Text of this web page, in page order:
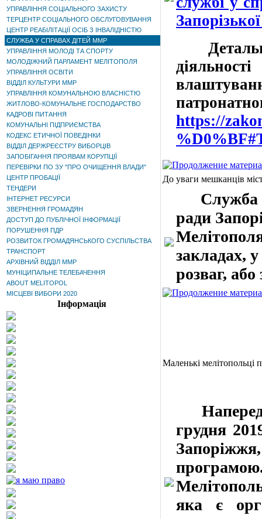
УПРАВЛІННЯ СОЦІАЛЬНОГО ЗАХИСТУ
ТЕРЦЕНТР СОЦІАЛЬНОГО ОБСЛУГОВУВАННЯ
ЦЕНТР РЕАБІЛІТАЦІЇ ОСІБ З ІНВАЛІДНІСТЮ
СЛУЖБА У СПРАВАХ ДІТЕЙ ММР
УПРАВЛІННЯ МОЛОДІ ТА СПОРТУ
МОЛОДІЖНИЙ ПАРЛАМЕНТ МЕЛІТОПОЛЯ
УПРАВЛІННЯ ОСВІТИ
ВІДДІЛ КУЛЬТУРИ ММР
УПРАВЛІННЯ КОМУНАЛЬНОЮ ВЛАСНІСТЮ
ЖИТЛОВО-КОМУНАЛЬНЕ ГОСПОДАРСТВО
КАДРОВІ ПИТАННЯ
КОМУНАЛЬНІ ПІДПРИЄМСТВА
КОДЕКС ЕТИЧНОЇ ПОВЕДІНКИ
ВІДДІЛ ДЕРЖРЕЄСТРУ ВИБОРЦІВ
ЗАПОБІГАННЯ ПРОЯВАМ КОРУПЦІЇ
ПЕРЕВІРКИ ПО ЗУ "ПРО ОЧИЩЕННЯ ВЛАДИ"
ЦЕНТР ПРОБАЦІЇ
ТЕНДЕРИ
ІНТЕРНЕТ РЕСУРСИ
ЗВЕРНЕННЯ ГРОМАДЯН
ДОСТУП ДО ПУБЛІЧНОЇ ІНФОРМАЦІЇ
ПОРУШЕННЯ ПДР
РОЗВИТОК ГРОМАДЯНСЬКОГО СУСПІЛЬСТВА
ТРАНСПОРТ
АРХІВНИЙ ВІДДІЛ ММР
МУНІЦИПАЛЬНЕ ТЕЛЕБАЧЕННЯ
ABOUT MELITOPOL
МІСЦЕВІ ВИБОРИ 2020
Інформація
https://
До уваги мешканців
Служба у
ради
закладах,
розваг,
Маленькі мелітопольці
грудня
яка є